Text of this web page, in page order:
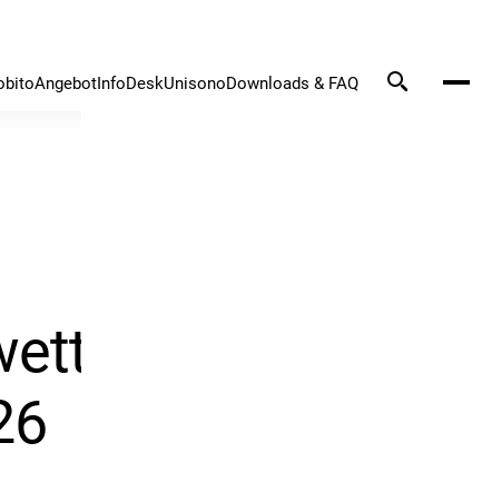
AngebotInfoDeskUnisonoDownloads & FAQ
Paul